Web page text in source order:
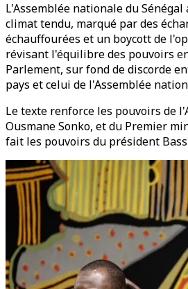
L'Assemblée nationale du
climat tendu, marqué par des
échauffourées et un boycott de
révisant l'équilibre des pouvoirs
Parlement, sur fond de discorde
pays et celui de l'Assemblée
Le texte renforce les pouvoirs de
Ousmane Sonko, et du Premier
fait les pouvoirs du président